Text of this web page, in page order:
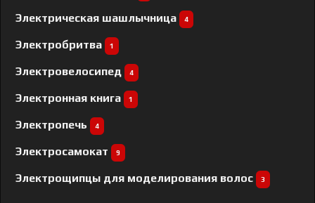
Электрическая шашлычница 4
Электробритва 1
Электровелосипед 4
Электронная книга 1
Электропечь 4
Электросамокат 9
Электрощипцы для моделирования волос 3